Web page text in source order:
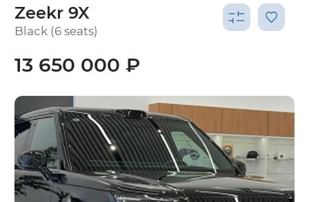
Zeekr 9X
Black (6 seats)
13 650 000 ₽